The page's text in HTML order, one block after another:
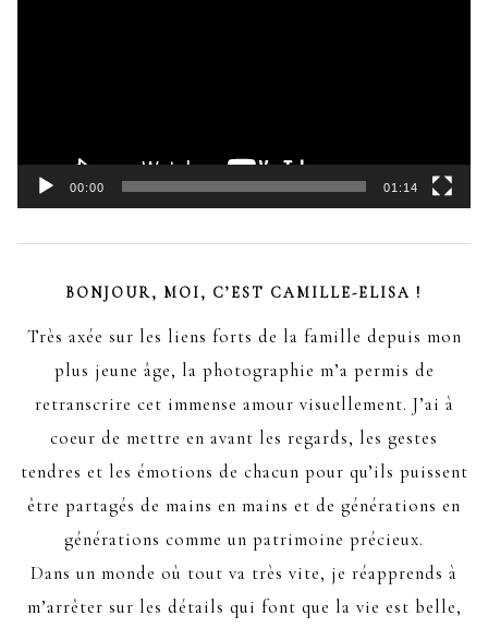
00:00 01:14
BONJOUR, MOI, C’EST CAMILLE-ELISA !
Très axée sur les liens forts de la famille depuis mon
plus jeune âge, la photographie m’a permis de
retranscrire cet immense amour visuellement. J’ai à
coeur de mettre en avant les regards, les gestes
tendres et les émotions de chacun pour qu’ils puissent
être partagés de mains en mains et de générations en
générations comme un patrimoine précieux.
Dans un monde où tout va très vite, je réapprends à
m’arrêter sur les détails qui font que la vie est belle,